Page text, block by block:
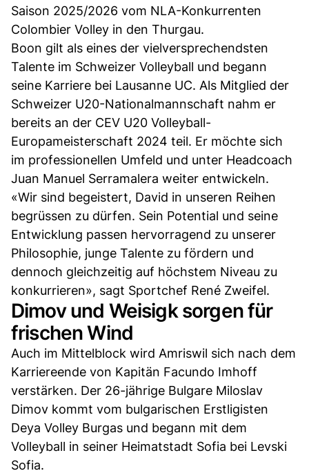
Saison 2025/2026 vom NLA-Konkurrenten
Colombier Volley in den Thurgau.
Boon gilt als eines der vielversprechendsten
Talente im Schweizer Volleyball und begann
seine Karriere bei Lausanne UC. Als Mitglied der
Schweizer U20-Nationalmannschaft nahm er
bereits an der CEV U20 Volleyball-
Europameisterschaft 2024 teil. Er möchte sich
im professionellen Umfeld und unter Headcoach
Juan Manuel Serramalera weiter entwickeln.
«Wir sind begeistert, David in unseren Reihen
begrüssen zu dürfen. Sein Potential und seine
Entwicklung passen hervorragend zu unserer
Philosophie, junge Talente zu fördern und
dennoch gleichzeitig auf höchstem Niveau zu
konkurrieren», sagt Sportchef René Zweifel.
Dimov und Weisigk sorgen für
frischen Wind
Auch im Mittelblock wird Amriswil sich nach dem
Karriereende von Kapitän Facundo Imhoff
verstärken. Der 26-jährige Bulgare Miloslav
Dimov kommt vom bulgarischen Erstligisten
Deya Volley Burgas und begann mit dem
Volleyball in seiner Heimatstadt Sofia bei Levski
Sofia.